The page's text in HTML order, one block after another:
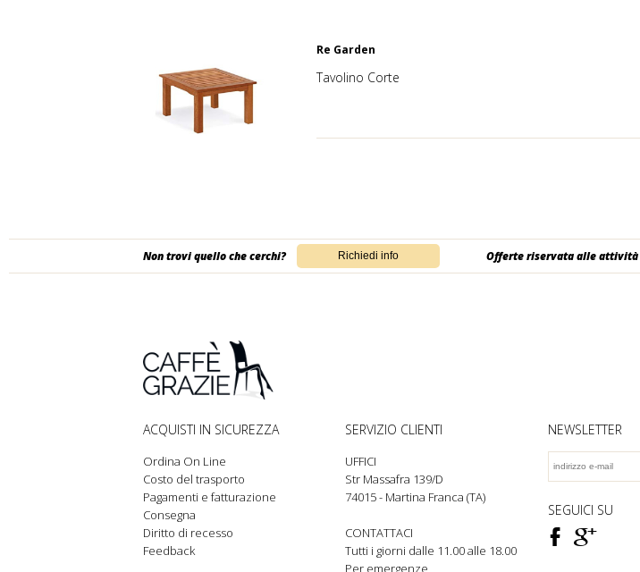
Re Garden
Tavolino Corte
Non trovi quello che cerchi? Offerte riservata alle attività
ACQUISTI IN SICUREZZA
Ordina On Line
Costo del trasporto
Pagamenti e fatturazione
Consegna
Diritto di recesso
Feedback
SERVIZIO CLIENTI
UFFICI
Str Massafra 139/D
74015 - Martina Franca (TA)
CONTATTACI
Tutti i giorni dalle 11.00 alle 18.00
Per emergenze
NEWSLETTER
SEGUICI SU
F ì